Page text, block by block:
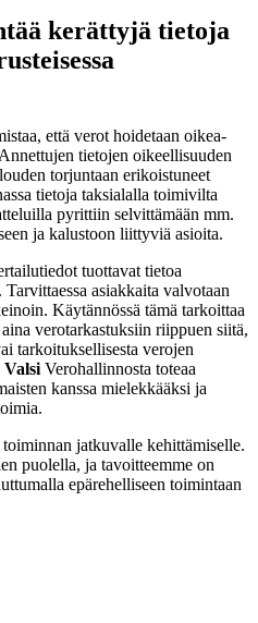
kerättyjä tietoja
että verot hoidetaan oikea-
tietojen oikeellisuuden
torjuntaan erikoistuneet
tietoja taksialalla toimivilta
pyrittiin selvittämään mm.
ja kalustoon liittyviä asioita.
tuottavat tietoa
asiakkaita valvotaan
Käytännössä tämä tarkoittaa
verotarkastuksiin riippuen siitä,
tarkoituksellisesta verojen
Verohallinnosta toteaa
kanssa mielekkääksi ja
jatkuvalle kehittämiselle.
puolella, ja tavoitteemme on
epärehelliseen toimintaan